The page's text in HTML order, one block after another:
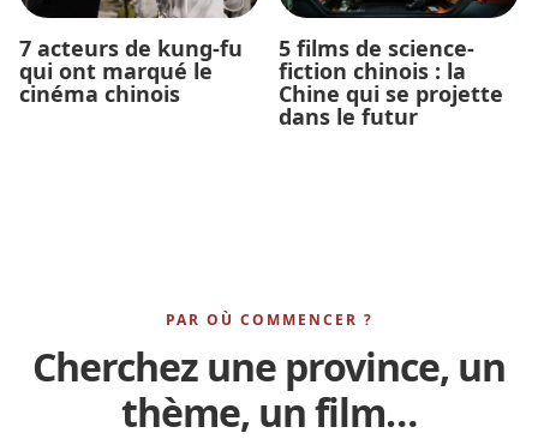
7 acteurs de kung-fu
qui ont marqué le
cinéma chinois
5 films de science-
fiction chinois : la
Chine qui se projette
dans le futur
PAR OÙ COMMENCER ?
Cherchez une province, un
thème, un film…